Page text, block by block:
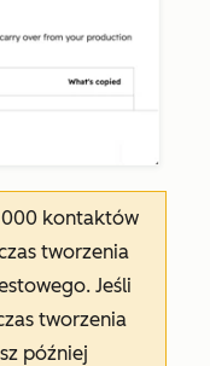
000 kontaktów
tworzenia
Jeśli
tworzenia
później